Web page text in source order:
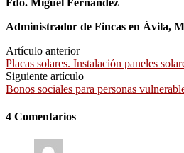
Fdo. Miguel Fernández
Administrador de Fincas en Ávila,
Artículo anterior
Placas solares. Instalación paneles
Siguiente artículo
Bonos sociales para personas
4 Comentarios